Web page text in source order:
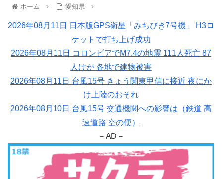
ホーム 愛知県
2026年08月11日 日本版GPS衛星「みちびき7号機」 H3ロ
ケットで打ち上げ成功
2026年08月11日 コロンビアでM7.4の地震 111人死亡 87
人けが 各地で建物被害
2026年08月11日 台風15号 きょう関東甲信に接近 夜にか
け上陸のおそれ
2026年08月10日 台風15号 交通機関への影響は（鉄道 高
速道路 空の便）
－AD－